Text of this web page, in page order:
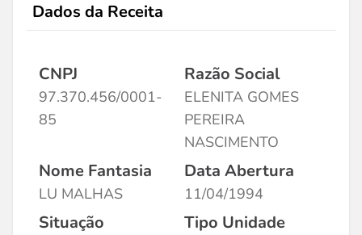
Dados da Receita
CNPJ
97.370.456/0001-
85
Razão Social
ELENITA GOMES
PEREIRA
NASCIMENTO
Nome Fantasia
LU MALHAS
Data Abertura
11/04/1994
Situação Tipo Unidade